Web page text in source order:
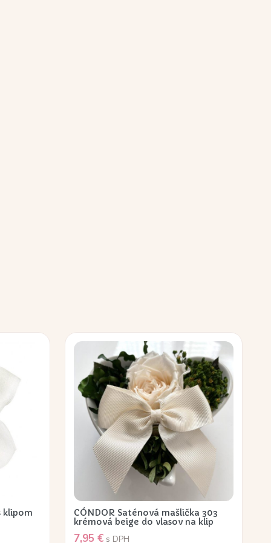
klipom
CÓNDOR Saténová mašlička 303
krémová beige do vlasov na klip
7,95 € s DPH